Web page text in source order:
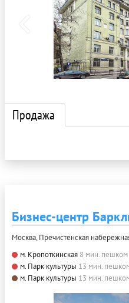
Продажа
Бизнес-центр
Москва, Пречистенская
м. Кропоткинская 8 мин. пешком
м. Парк культуры 13 мин.
м. Парк культуры 13 мин.